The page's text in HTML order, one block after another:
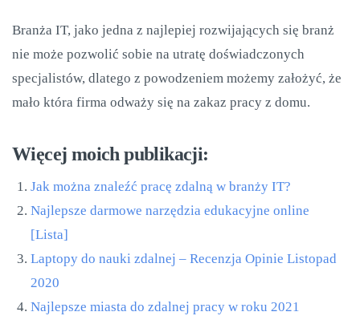
Branża IT, jako jedna z najlepiej rozwijających się branż
nie może pozwolić sobie na utratę doświadczonych
specjalistów, dlatego z powodzeniem możemy założyć, że
mało która firma odważy się na zakaz pracy z domu.
Więcej moich publikacji:
Jak można znaleźć pracę zdalną w branży IT?
Najlepsze darmowe narzędzia edukacyjne online
[Lista]
Laptopy do nauki zdalnej – Recenzja Opinie Listopad
2020
Najlepsze miasta do zdalnej pracy w roku 2021